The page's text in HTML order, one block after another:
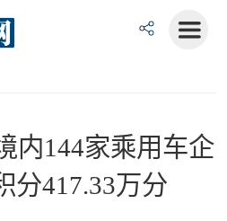
内144家乘用车企
分417.33万分